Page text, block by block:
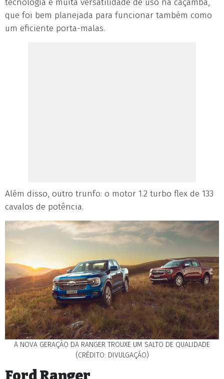
tecnologia e muita versatilidade de uso na caçamba,
que foi bem planejada para funcionar também como
um eficiente porta-malas.
Além disso, outro trunfo: o motor 1.2 turbo flex de 133
cavalos de potência.
A NOVA GERAÇÃO DA RANGER TROUXE UM SALTO DE QUALIDADE
(CRÉDITO: DIVULGAÇÃO)